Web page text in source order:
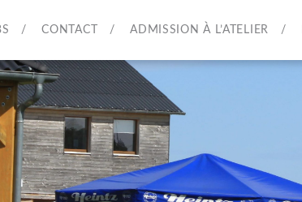
CONTACT ADMISSION À L’ATELIER